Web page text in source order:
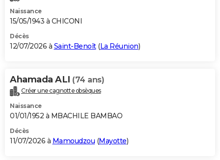
Dictionnaire
Biographies
Citations
Expressions
Proverbes
PROGRAMME TV
S'inscrire
Se connecter
Lycées
Collèges
Primaires
Universités
Entreprises
Service militaire
Avis de recherche
AVIS DE DÉCÈS
Bricolage
Lifestyle
Culture
Sport
Auto
Television
Voyage
Cinema
Naissance
15/05/1943 à CHICONI
Décès
12/07/2026 à Saint-Benoît(La Réunion)
Ahamada ALI (74 ans)
Créer une cagnotte obsèques
Naissance
01/01/1952 à MBACHILE BAMBAO
Décès
11/07/2026 à Mamoudzou (Mayotte)